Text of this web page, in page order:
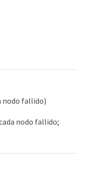
nodo fallido)
nodo fallido;